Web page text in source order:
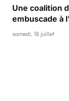
Une coalition
embuscade à
samedi, 18 juillet